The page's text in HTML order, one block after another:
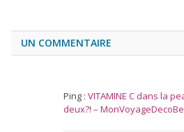
UN COMMENTAIRE
Ping : VITAMINE C dans la
deux?! –